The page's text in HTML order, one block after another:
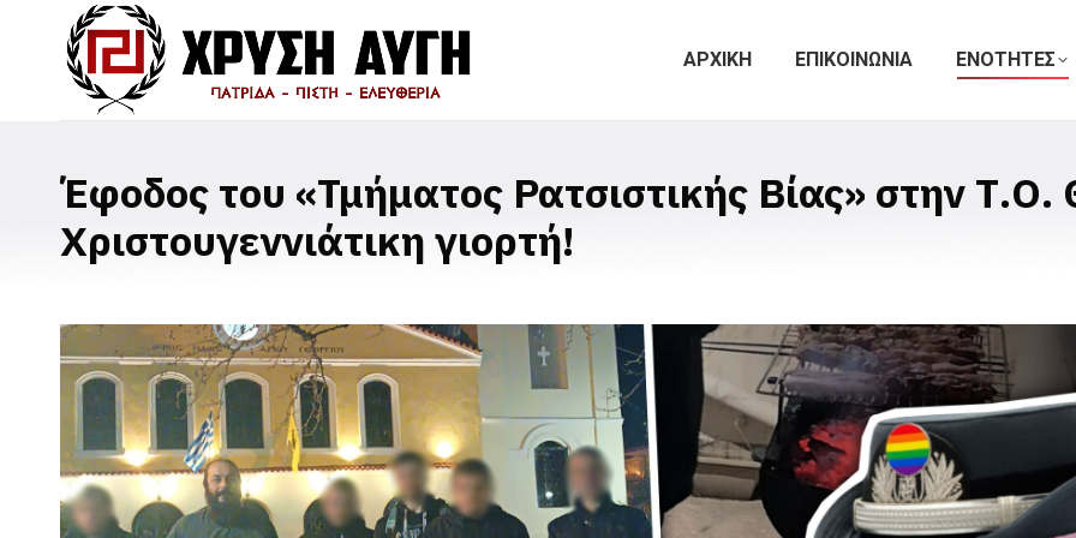
ΑΡΧΙΚΗ ΕΠΙΚΟΙΝΩΝΙΑ ΕΝΟΤΗΤΕΣ
Έφοδος του «Τμήματος Ρατσιστικής Βίας» στην Τ.Ο.
Χριστουγεννιάτικη γιορτή!